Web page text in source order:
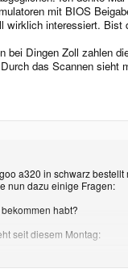
mit BIOS
interessiert.
Dingen Zoll zahlen
das Scannen
a320 in schwarz
nun dazu einige Fragen:
habt?
seit diesem Montag: